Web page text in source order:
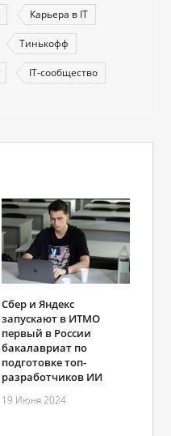
Карьера в IT
Тинькофф
IT-сообщество
Сбер и Яндекс
запускают в ИТМО
первый в России
бакалавриат по
подготовке топ-
разработчиков ИИ
19 Июня 2024